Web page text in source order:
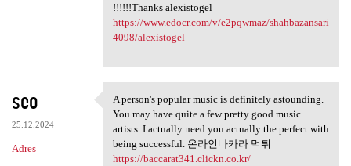
!!!!!!Thanks alexistogel
https://www.edocr.com/v/e2pqwmaz/shahbazansari
4098/alexistogel
seo
25.12.2024
Adres
A person's popular music is
A person's popular music is definitely astounding.
You may have quite a few pretty good music
artists. I actually need you actually the perfect with
being successful. 온라인바카라 먹튀
https://baccarat341.clickn.co.kr/